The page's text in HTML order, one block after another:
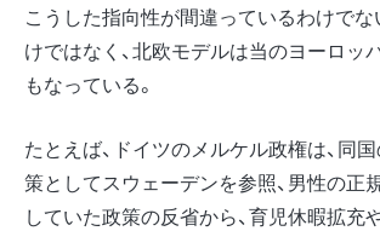
こうした指向性が間違っているわけでな
けではなく、北欧モデルは当のヨーロッ
もなっている。
たとえば、ドイツのメルケル政権は、同
策としてスウェーデンを参照、男性の正
していた政策の反省から、育児休暇拡充